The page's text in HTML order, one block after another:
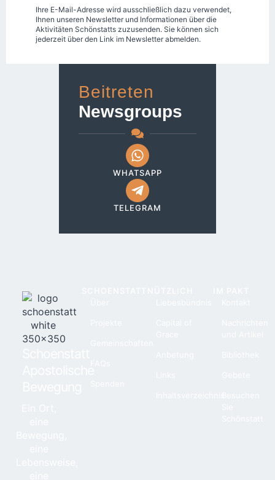
Ihre E-Mail-Adresse wird ausschließlich dazu verwendet,
Ihnen unseren Newsletter und Informationen über die
Aktivitäten Schönstatts zuzusenden. Sie können sich
jederzeit über den Link im Newsletter abmelden.
Beitreten
Newsgroups
WHATSAPP
TELEGRAM